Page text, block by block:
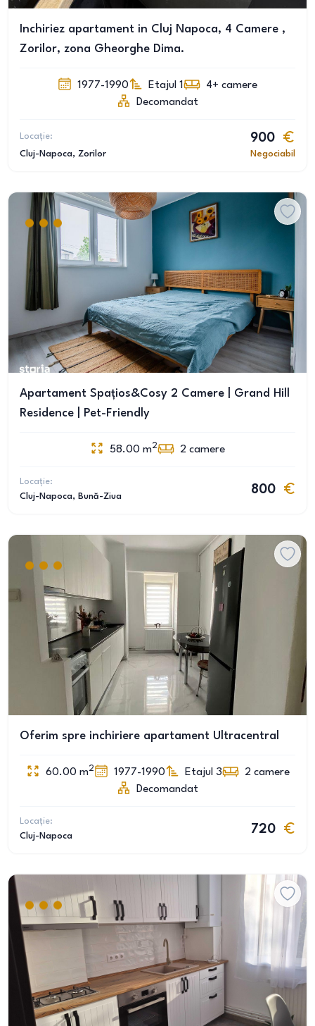
Inchiriez apartament in Cluj Napoca, 4 Camere ,
Zorilor, zona Gheorghe Dima.
1977-1990 Etajul 1 4+ camere
Decomandat
Locație:
Cluj-Napoca, Zorilor
900
Negociabil
Apartament Spațios&Cosy 2 Camere | Grand Hill
Residence | Pet-Friendly
58.00 m2 2 camere
Locație:
Cluj-Napoca, Bună-Ziua
800
Oferim spre inchiriere apartament Ultracentral
60.00 m2 1977-1990 Etajul 3 2 camere
Decomandat
Locație:
Cluj-Napoca
720